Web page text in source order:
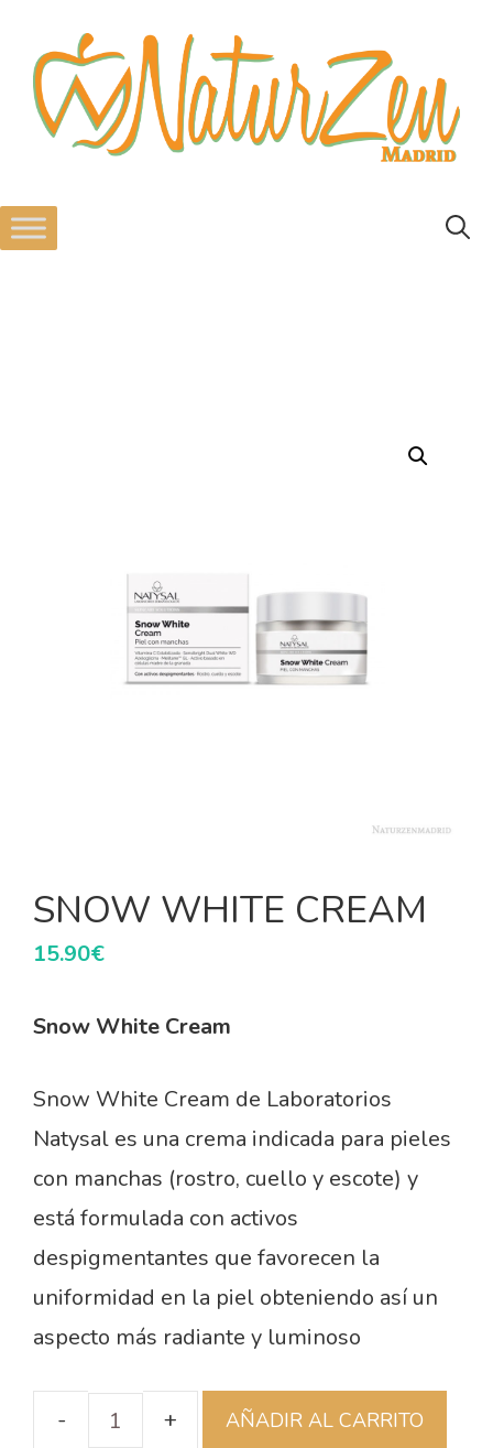
SNOW WHITE CREAM
15.90€
Snow White Cream
Snow White Cream de Laboratorios
Natysal es una crema indicada para pieles
con manchas (rostro, cuello y escote) y
está formulada con activos
despigmentantes que favorecen la
uniformidad en la piel obteniendo así un
aspecto más radiante y luminoso
AÑADIR AL CARRITO